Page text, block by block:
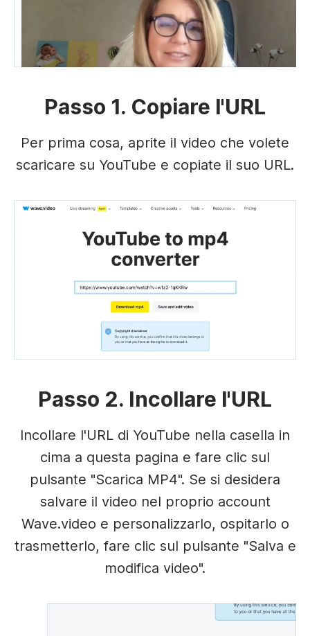
Passo 1. Copiare l'URL
Per prima cosa, aprite il video che volete
scaricare su YouTube e copiate il suo URL.
Passo 2. Incollare l'URL
Incollare l'URL di YouTube nella casella in
cima a questa pagina e fare clic sul
pulsante "Scarica MP4". Se si desidera
salvare il video nel proprio account
Wave.video e personalizzarlo, ospitarlo o
trasmetterlo, fare clic sul pulsante "Salva e
modifica video".